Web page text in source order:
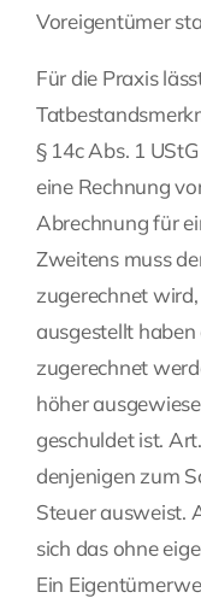
Voreigentümer
Für die Praxis
§ 14c Abs. 1
eine Rechnung
Abrechnung für
Zweitens muss
zugerechnet
ausgestellt haben
zugerechnet
höher
geschuldet ist.
denjenigen zum
Steuer ausweist.
sich das ohne
Ein